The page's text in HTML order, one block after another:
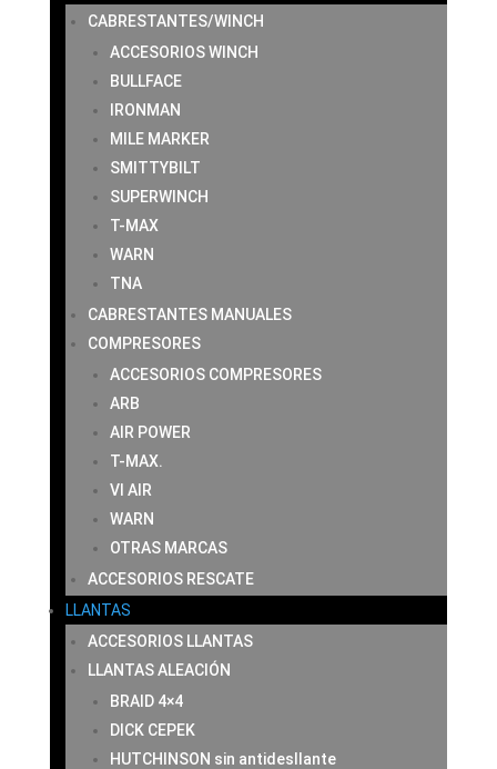
CABRESTANTES/WINCH
ACCESORIOS WINCH
BULLFACE
IRONMAN
MILE MARKER
SMITTYBILT
SUPERWINCH
T-MAX
WARN
TNA
CABRESTANTES MANUALES
COMPRESORES
ACCESORIOS COMPRESORES
ARB
AIR POWER
T-MAX.
VI AIR
WARN
OTRAS MARCAS
ACCESORIOS RESCATE
LLANTAS
ACCESORIOS LLANTAS
LLANTAS ALEACIÓN
BRAID 4×4
DICK CEPEK
HUTCHINSON sin antidesllante